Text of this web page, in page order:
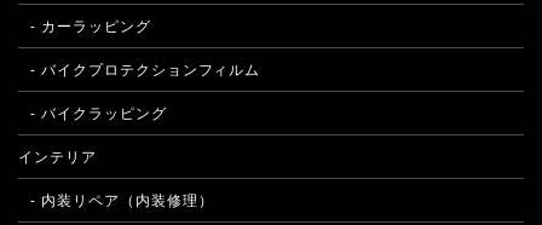
- カーラッピング
- バイクプロテクションフィルム
- バイクラッピング
インテリア
- 内装リペア（内装修理）